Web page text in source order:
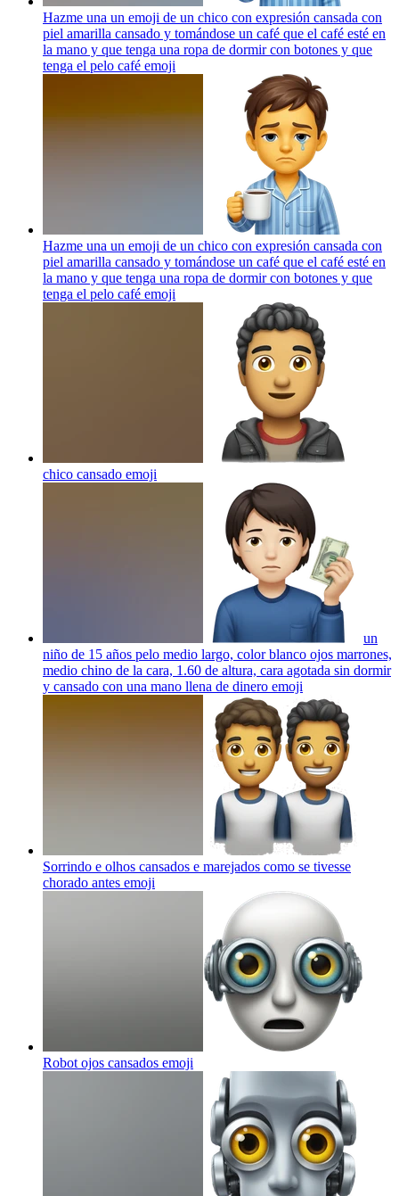
Hazme una un emoji de un chico con expresión cansada con
piel amarilla cansado y tomándose un café que el café esté en
la mano y que tenga una ropa de dormir con botones y que
tenga el pelo café emoji
Hazme una un emoji de un chico con expresión cansada con
piel amarilla cansado y tomándose un café que el café esté en
la mano y que tenga una ropa de dormir con botones y que
tenga el pelo café emoji
chico cansado emoji
un
niño de 15 años pelo medio largo, color blanco ojos marrones,
medio chino de la cara, 1.60 de altura, cara agotada sin dormir
y cansado con una mano llena de dinero emoji
Sorrindo e olhos cansados e marejados como se tivesse
chorado antes emoji
Robot ojos cansados emoji